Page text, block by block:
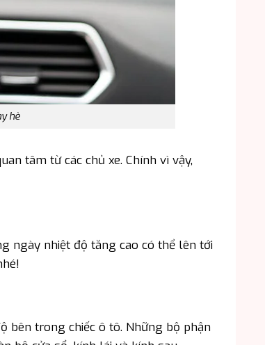
hè
tâm từ các chủ xe. Chính vì vậy,
ngày nhiệt độ tăng cao có thể lên tới
bên trong chiếc ô tô. Những bộ phận